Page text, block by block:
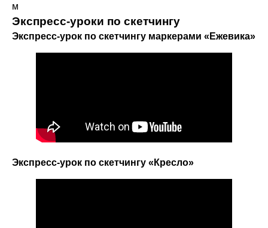
м
Экспресс-уроки по скетчингу
Экспресс-урок по скетчингу маркерами «Ежевика»
Экспресс-урок по скетчингу «Кресло»